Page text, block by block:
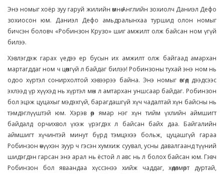
Энэ номыг хоёр зуу гаруй жилийн өмнө Английн зохиолч Даниэл Дефо
зохиосон юм. Даниэл Дефо амьдралынхаа туршид олон номыг
бичсэн боловч «Робинзон Крузо» шиг амжилт олж байсан ном үгүй
билээ.
Хэвлэгдэж гарах үедээ ер бусын их амжилт олж байгаад амархан
мартагддаг ном ч цөөнгүй л байдаг билээ! Робинзоны тухай энэ ном нь
одоо хүртэл сонирхолтой хэвээрээ байна. Энэ номыг өвгөд дээдсээс
эхлээд үр хүүхэд нь хүртэл мөн л амтархан уншсаар байдаг. Робинзон
бол эцэж цуцахыг мэдэхгүй, барагдашгүй хүч чадалтай хүн байсны нь
тэмдэглүүштэй юм. Хэрэв өөр ямар нэг хүн тийм үхлийн аймшигт
байдалд орчихвол үхэж үрэгдэх л байсан байх даа. Байгалийн
аймшигт хүчинтэй минут бүрд тэмцэхээ больж, цуцашгүй гараа
Робинзон өчүүхэн зуур ч гэсэн хумхиж суувал, усны давалгаанд түүний
шидэгдэн гарсан энэ арал нь ёстой л авс нь л болох байсан юм. Гэвч
Робинзон бол яваандаа хүссэнээ хийж чаддаг, хөдөлмөрт дуртай,